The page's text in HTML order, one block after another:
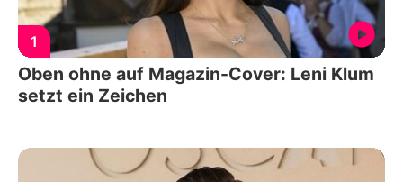
1
Oben ohne auf Magazin-Cover: Leni Klum
setzt ein Zeichen